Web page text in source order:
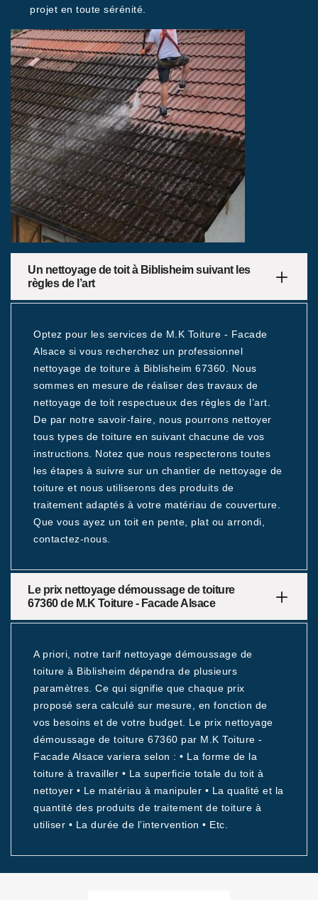
projet en toute sérénité.
Un nettoyage de toit à Biblisheim suivant les
règles de l’art
Optez pour les services de M.K Toiture - Facade
Alsace si vous recherchez un professionnel
nettoyage de toiture à Biblisheim 67360. Nous
sommes en mesure de réaliser des travaux de
nettoyage de toit respectueux des règles de l’art.
De par notre savoir-faire, nous pourrons nettoyer
tous types de toiture en suivant chacune de vos
instructions. Notez que nous respecterons toutes
les étapes à suivre sur un chantier de nettoyage de
toiture et nous utiliserons des produits de
traitement adaptés à votre matériau de couverture.
Que vous ayez un toit en pente, plat ou arrondi,
contactez-nous.
Le prix nettoyage démoussage de toiture
67360 de M.K Toiture - Facade Alsace
A priori, notre tarif nettoyage démoussage de
toiture à Biblisheim dépendra de plusieurs
paramètres. Ce qui signifie que chaque prix
proposé sera calculé sur mesure, en fonction de
vos besoins et de votre budget. Le prix nettoyage
démoussage de toiture 67360 par M.K Toiture -
Facade Alsace variera selon : • La forme de la
toiture à travailler • La superficie totale du toit à
nettoyer • Le matériau à manipuler • La qualité et la
quantité des produits de traitement de toiture à
utiliser • La durée de l’intervention • Etc.